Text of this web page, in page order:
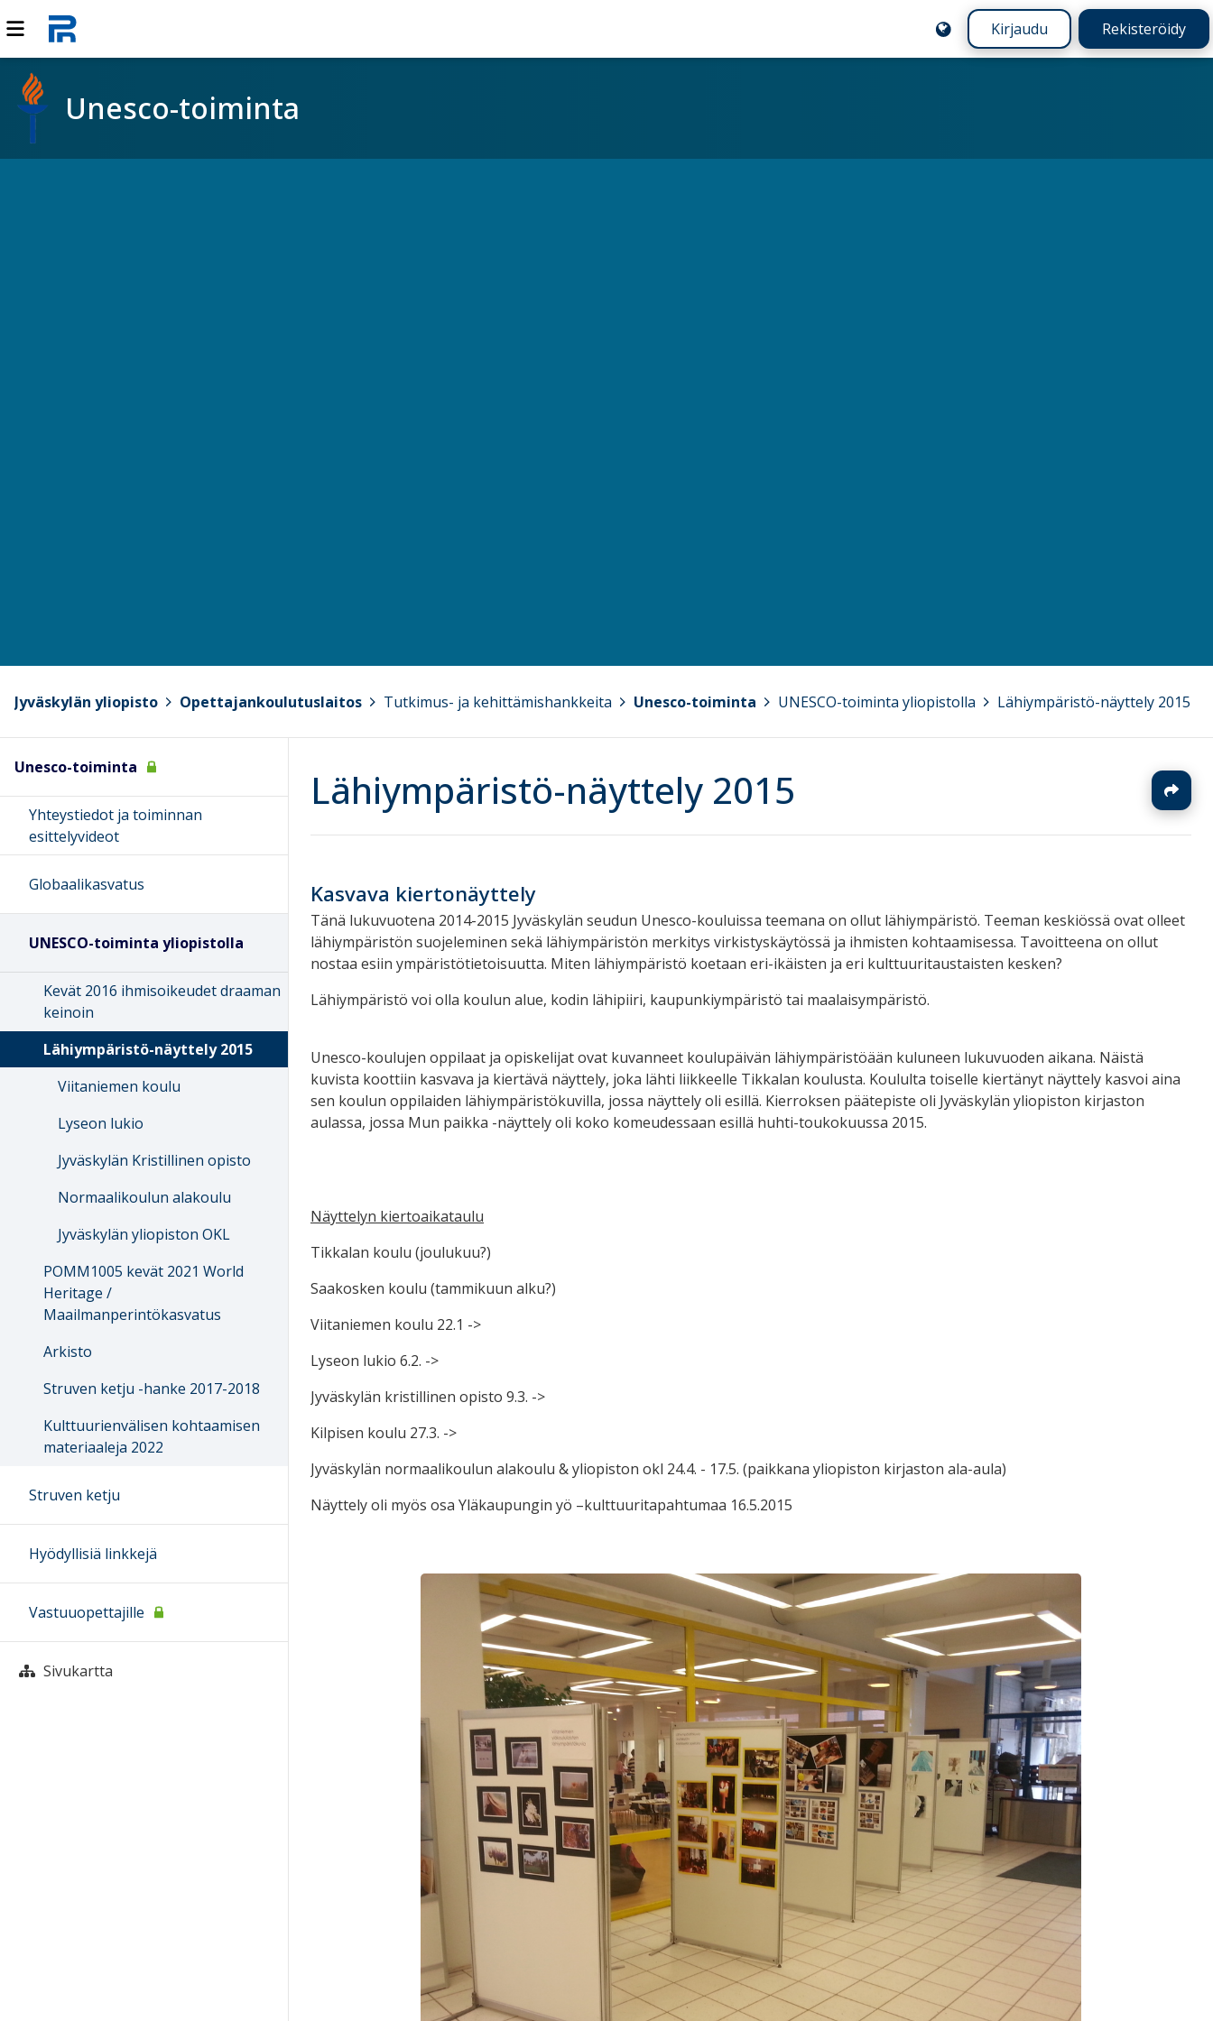
Kirjaudu Rekisteröidy
Unesco-toiminta
Jyväskylän yliopisto Opettajankoulutuslaitos Tutkimus- ja kehittämishankkeita Unesco-toiminta UNESCO-toiminta yliopistolla Lähiympäristö-näyttely 2015
Lähiympäristö-näyttely 2015
Kasvava kiertonäyttely
Tänä lukuvuotena 2014-2015 Jyväskylän seudun Unesco-kouluissa teemana on ollut lähiympäristö. Teeman keskiössä ovat olleet
lähiympäristön suojeleminen sekä lähiympäristön merkitys virkistyskäytössä ja ihmisten kohtaamisessa. Tavoitteena on ollut
nostaa esiin ympäristötietoisuutta. Miten lähiympäristö koetaan eri-ikäisten ja eri kulttuuritaustaisten kesken?
Lähiympäristö voi olla koulun alue, kodin lähipiiri, kaupunkiympäristö tai maalaisympäristö.
Unesco-koulujen oppilaat ja opiskelijat ovat kuvanneet koulupäivän lähiympäristöään kuluneen lukuvuoden aikana. Näistä
kuvista koottiin kasvava ja kiertävä näyttely, joka lähti liikkeelle Tikkalan koulusta. Koululta toiselle kiertänyt näyttely kasvoi aina
sen koulun oppilaiden lähiympäristökuvilla, jossa näyttely oli esillä. Kierroksen päätepiste oli Jyväskylän yliopiston kirjaston
aulassa, jossa Mun paikka -näyttely oli koko komeudessaan esillä huhti-toukokuussa 2015.
Näyttelyn kiertoaikataulu
Tikkalan koulu (joulukuu?)
Saakosken koulu (tammikuun alku?)
Viitaniemen koulu 22.1 ->
Lyseon lukio 6.2. ->
Jyväskylän kristillinen opisto 9.3. ->
Kilpisen koulu 27.3. ->
Jyväskylän normaalikoulun alakoulu & yliopiston okl 24.4. - 17.5. (paikkana yliopiston kirjaston ala-aula)
Näyttely oli myös osa Yläkaupungin yö –kulttuuritapahtumaa 16.5.2015
Unesco-toiminta
Yhteystiedot ja toiminnan
esittelyvideot
Globaalikasvatus
UNESCO-toiminta yliopistolla
Kevät 2016 ihmisoikeudet draaman
keinoin
Lähiympäristö-näyttely 2015
Viitaniemen koulu
Lyseon lukio
Jyväskylän Kristillinen opisto
Normaalikoulun alakoulu
Jyväskylän yliopiston OKL
POMM1005 kevät 2021 World
Heritage /
Maailmanperintökasvatus
Arkisto
Struven ketju -hanke 2017-2018
Kulttuurienvälisen kohtaamisen
materiaaleja 2022
Struven ketju
Hyödyllisiä linkkejä
Vastuuopettajille
Sivukartta